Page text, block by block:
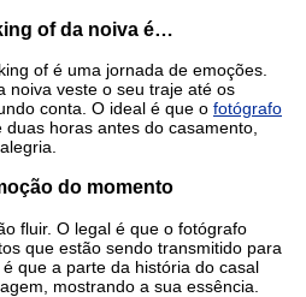
of da noiva é…
of é uma jornada de emoções.
noiva veste o seu traje até os
conta. O ideal é que o fotógrafo
horas antes do casamento,
do momento
fluir. O legal é que o fotógrafo
que estão sendo transmitido para
que a parte da história do casal
mostrando a sua essência.